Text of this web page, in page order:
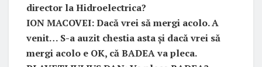
director la Hidroelectrica?
ION MACOVEI: Dacă vrei să mergi acolo. A
venit… S-a auzit chestia asta și dacă vrei să
mergi acolo e OK, că BADEA va pleca.